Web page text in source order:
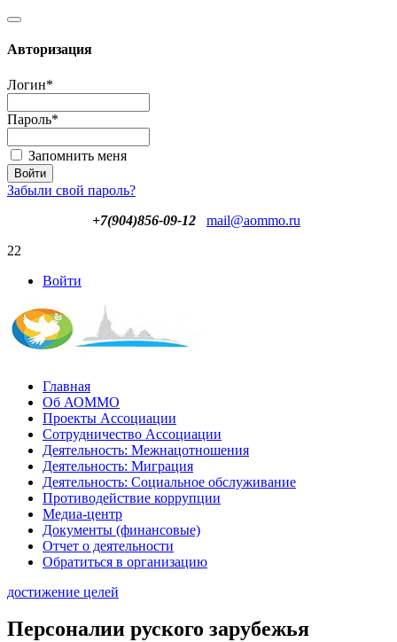
Авторизация
Логин*
Пароль*
Запомнить меня
Забыли свой пароль?
+7(904)856-09-12
mail@aommo.ru
22
Войти
Главная
Об АОММО
Проекты Ассоциации
Сотрудничество Ассоциации
Деятельность: Межнацотношения
Деятельность: Миграция
Деятельность: Социальное обслуживание
Противодействие коррупции
Медиа-центр
Документы (финансовые)
Отчет о деятельности
Обратиться в организацию
достижение целей
Персоналии руского зарубежья